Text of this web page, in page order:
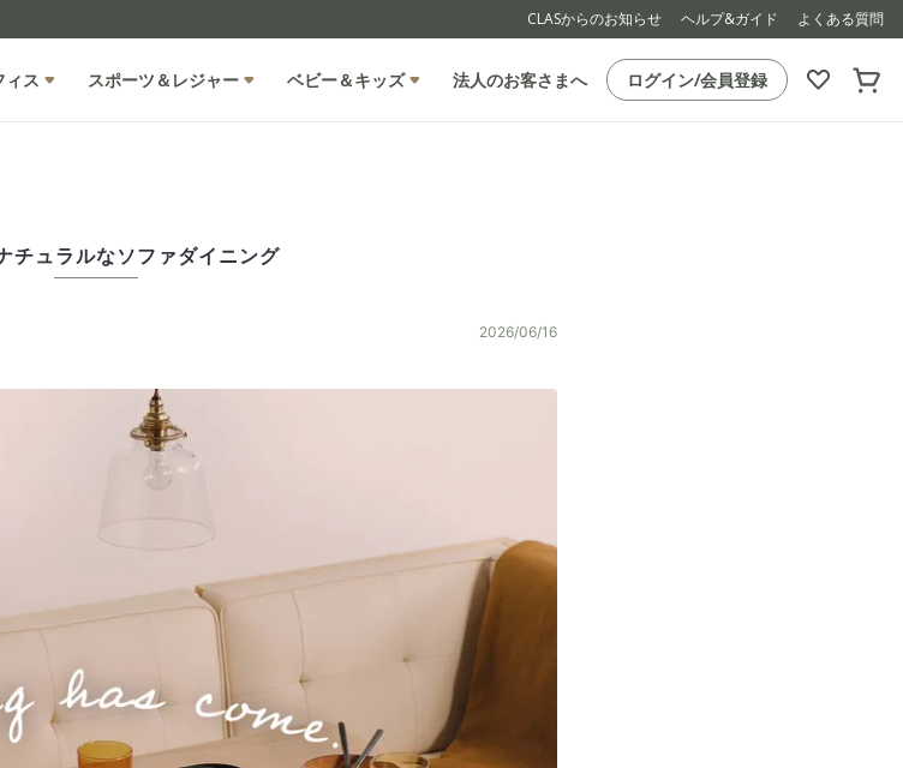
CLASからのお知らせ ヘルプ&ガイド よくある質問
ィス スポーツ＆レジャー ベビー＆キッズ 法人のお客さまへ ログイン/会員登録
チュラルなソファダイニング
2026/06/16